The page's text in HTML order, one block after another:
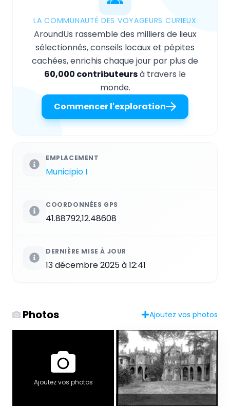
LA COMMUNAUTÉ DES VOYAGEURS CURIEUX
AroundUs rassemble des milliers de lieux
sélectionnés, conseils locaux et pépites
cachées, enrichis chaque jour par plus de
60,000 contributeursà travers le
monde.
Commencer l'exploration
EMPLACEMENT
Municipio I
COORDONNÉES GPS
41.88792,12.48608
DERNIÈRE MISE À JOUR
13 décembre 2025 à 12:41
Photos Ajoutez vos photos
Ajoutez vos photos